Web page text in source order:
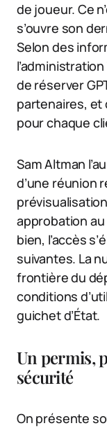
de joueur. Ce
s’ouvre son
Selon des
de réserver
partenaires, et
pour chaque
Sam Altman
d’une réunion
approbation
bien, l’accès
suivantes. La
frontière du
conditions
guichet d’État.
Un permis,
sécurité
On présente